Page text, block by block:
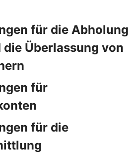
für die Abholung
Überlassung von
für
für die